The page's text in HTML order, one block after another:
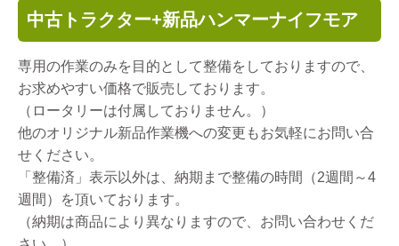
中古トラクター+新品ハンマーナイフモア
専用の作業のみを目的として整備をしておりますので、
お求めやすい価格で販売しております。
（ロータリーは付属しておりません。）
他のオリジナル新品作業機への変更もお気軽にお問い合
せください。
「整備済」表示以外は、納期まで整備の時間（2週間～4
週間）を頂いております。
（納期は商品により異なりますので、お問い合わせくだ